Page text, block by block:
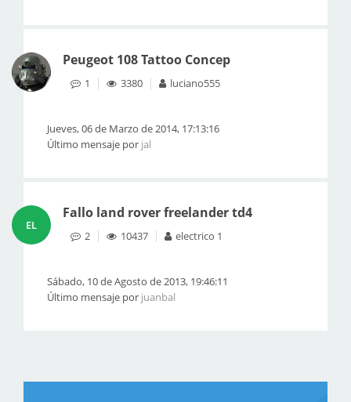
Peugeot 108 Tattoo Concep
1 3380 luciano555
Jueves, 06 de Marzo de 2014, 17:13:16
Último mensaje por jal
EL
Fallo land rover freelander td4
2 10437 electrico 1
Sábado, 10 de Agosto de 2013, 19:46:11
Último mensaje por juanbal